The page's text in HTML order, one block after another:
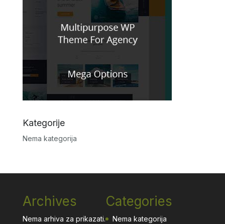
Kategorije
Nema kategorija
Archives
Nema arhiva za prikazati.
Categories
Nema kategorija